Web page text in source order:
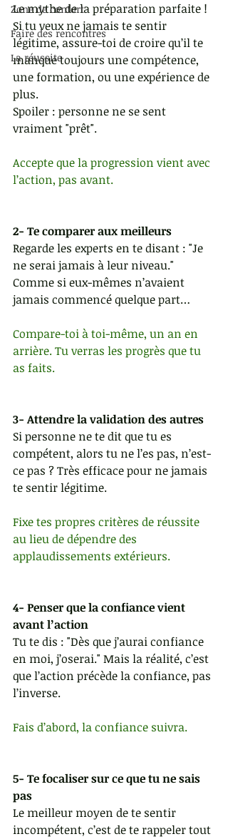
Zone de confort
Faire des rencontres
La réussite
Le mythe de la préparation parfaite !
Si tu veux ne jamais te sentir
légitime, assure-toi de croire qu’il te
manque toujours une compétence,
une formation, ou une expérience de
plus.
Spoiler : personne ne se sent
vraiment "prêt".
Accepte que la progression vient avec
l’action, pas avant.
2- Te comparer aux meilleurs
Regarde les experts en te disant : "Je
ne serai jamais à leur niveau."
Comme si eux-mêmes n’avaient
jamais commencé quelque part…
Compare-toi à toi-même, un an en
arrière. Tu verras les progrès que tu
as faits.
3- Attendre la validation des autres
Si personne ne te dit que tu es
compétent, alors tu ne l’es pas, n’est-
ce pas ? Très efficace pour ne jamais
te sentir légitime.
Fixe tes propres critères de réussite
au lieu de dépendre des
applaudissements extérieurs.
4- Penser que la confiance vient
avant l’action
Tu te dis : "Dès que j’aurai confiance
en moi, j’oserai." Mais la réalité, c’est
que l’action précède la confiance, pas
l’inverse.
Fais d’abord, la confiance suivra.
5- Te focaliser sur ce que tu ne sais
pas
Le meilleur moyen de te sentir
incompétent, c’est de te rappeler tout